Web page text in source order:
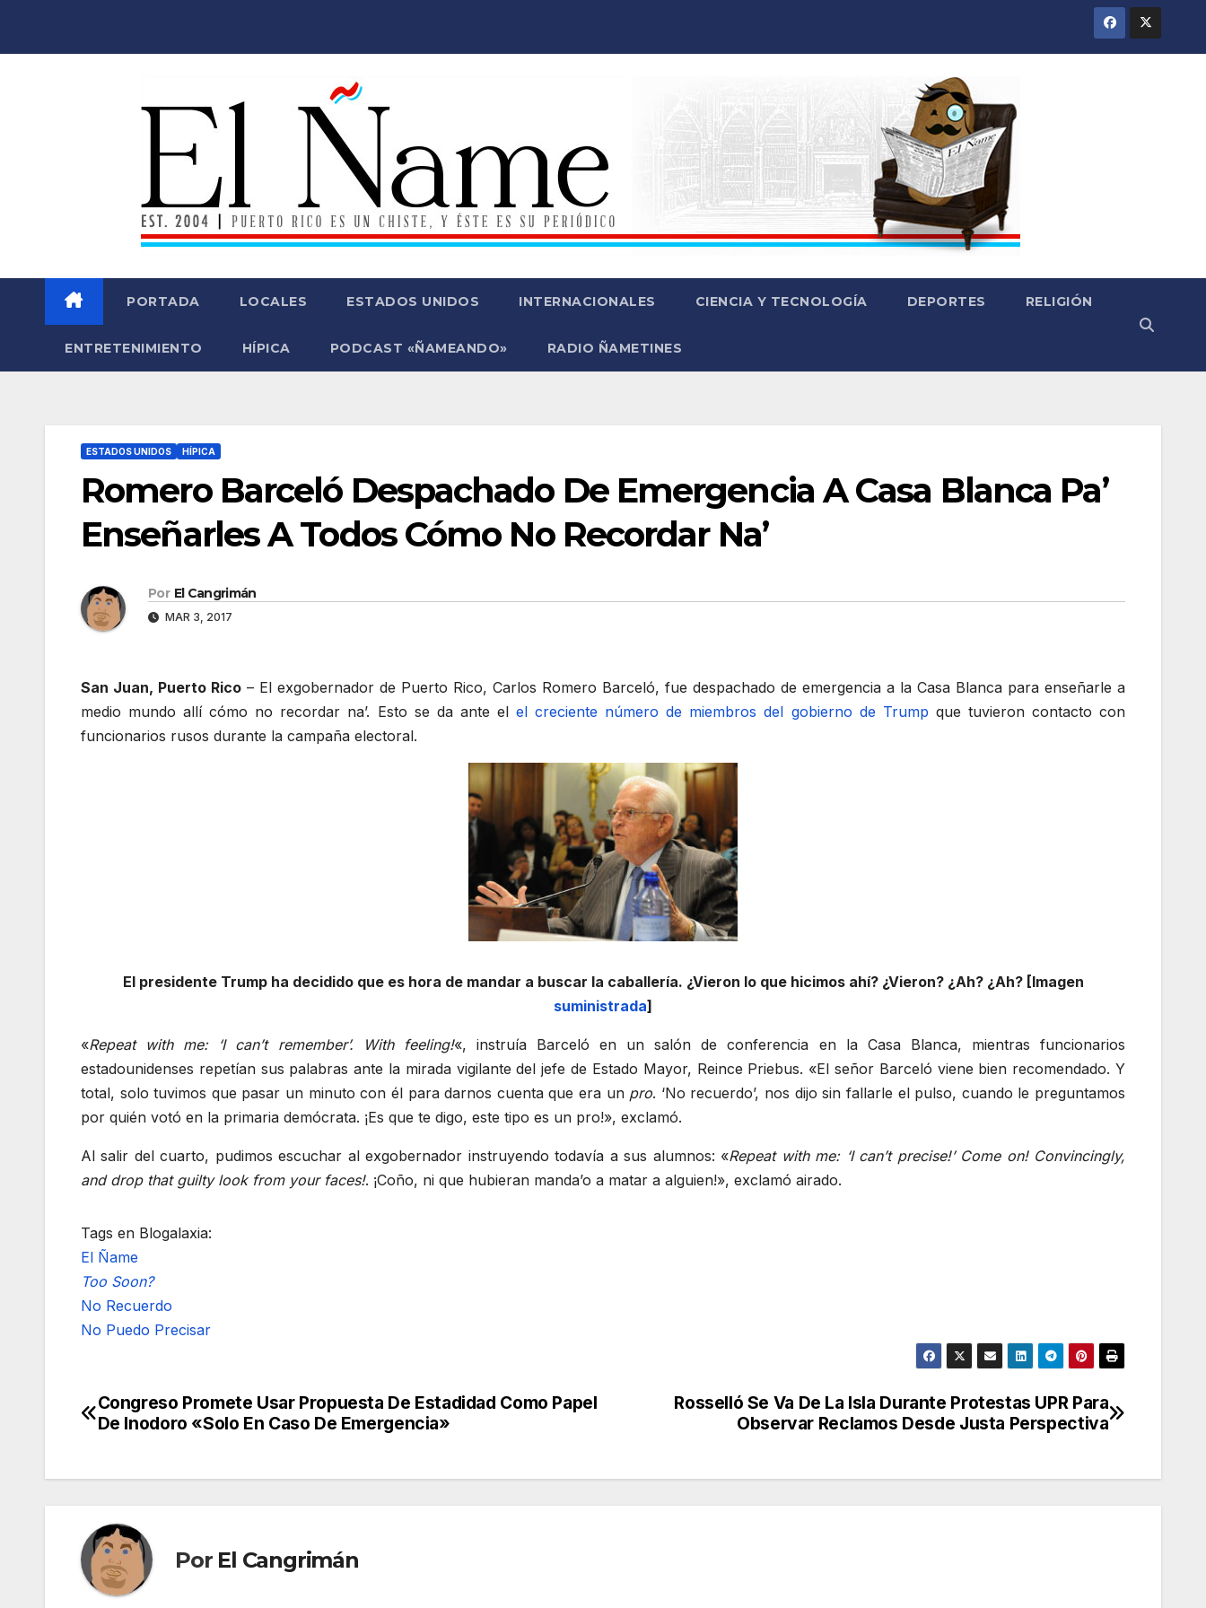
PORTADA LOCALES ESTADOS UNIDOS INTERNACIONALES CIENCIA Y TECNOLOGÍA DEPORTES RELIGIÓN
ENTRETENIMIENTO HÍPICA PODCAST «ÑAMEANDO» RADIO ÑAMETINES
ESTADOS UNIDOS HÍPICA
Romero Barceló Despachado De Emergencia A Casa Blanca Pa’
Enseñarles A Todos Cómo No Recordar Na’
Por El Cangrimán
MAR 3, 2017
San Juan, Puerto Rico – El exgobernador de Puerto Rico, Carlos Romero Barceló, fue despachado de emergencia a la Casa Blanca para enseñarle a
medio mundo allí cómo no recordar na’. Esto se da ante el el creciente número de miembros del gobierno de Trump que tuvieron contacto con
funcionarios rusos durante la campaña electoral.
El presidente Trump ha decidido que es hora de mandar a buscar la caballería. ¿Vieron lo que hicimos ahí? ¿Vieron? ¿Ah? ¿Ah? [Imagen
suministrada]
«Repeat with me: ‘I can’t remember’. With feeling!«, instruía Barceló en un salón de conferencia en la Casa Blanca, mientras funcionarios
estadounidenses repetían sus palabras ante la mirada vigilante del jefe de Estado Mayor, Reince Priebus. «El señor Barceló viene bien recomendado. Y
total, solo tuvimos que pasar un minuto con él para darnos cuenta que era un pro. ‘No recuerdo’, nos dijo sin fallarle el pulso, cuando le preguntamos
por quién votó en la primaria demócrata. ¡Es que te digo, este tipo es un pro!», exclamó.
Al salir del cuarto, pudimos escuchar al exgobernador instruyendo todavía a sus alumnos: «Repeat with me: ‘I can’t precise!’ Come on! Convincingly,
and drop that guilty look from your faces!. ¡Coño, ni que hubieran manda’o a matar a alguien!», exclamó airado.
Tags en Blogalaxia:
El Ñame
Too Soon?
No Recuerdo
No Puedo Precisar
Navegación
entradas
Rosselló Se Va De La Isla Durante Protestas UPR Para
Observar Reclamos Desde Justa Perspectiva
Congreso Promete Usar Propuesta De Estadidad Como Papel
De Inodoro «Solo En Caso De Emergencia»
Por El Cangrimán